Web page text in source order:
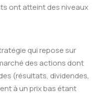
ont atteint des niveaux
qui repose sur
des actions dont
(résultats, dividendes,
à un prix bas étant